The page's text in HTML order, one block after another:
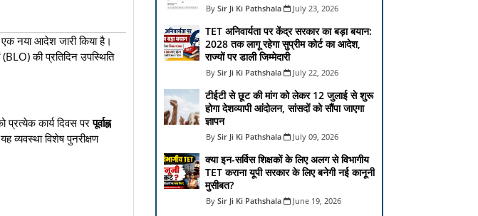
एक नया आदेश जारी किया है।
की प्रतिदिन उपस्थिति
प्रत्येक कार्य दिवस परपूर्वाह्न
व्यवस्था विशेष पुनरीक्षण
Sir Ji Ki Pathshala July 23, 2026
TET अनिवार्यता पर केंद्र सरकार का बड़ा बयान:
2028 तक लागू रहेगा सुप्रीम कोर्ट का आदेश,
राज्यों पर डाली जिम्मेदारी
Sir Ji Ki Pathshala July 22, 2026
टीईटी से छूट की मांग को लेकर 12 जुलाई से शुरू
होगा देशव्यापी आंदोलन, सांसदों को सौंपा जाएगा
ज्ञापन
Sir Ji Ki Pathshala July 09, 2026
क्या इन-सर्विस शिक्षकों के लिए अलग से विभागीय
TET कराना यूपी सरकार के लिए बनेगी नई कानूनी
मुसीबत?
Sir Ji Ki Pathshala June 19, 2026